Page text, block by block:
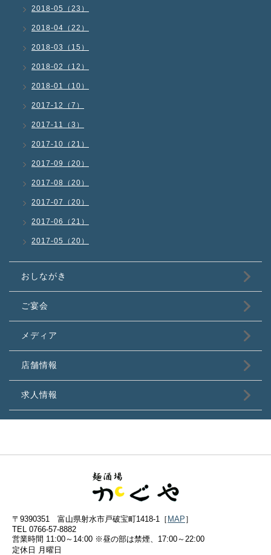
2018-05（23）
2018-04（22）
2018-03（15）
2018-02（12）
2018-01（10）
2017-12（7）
2017-11（3）
2017-10（21）
2017-09（20）
2017-08（20）
2017-07（20）
2017-06（21）
2017-05（20）
おしながき
ご宴会
メディア
店舗情報
求人情報
〒9390351 富山県射水市戸破宝町1418-1［ MAP ］
TEL 0766-57-8882
営業時間 11:00～14:00 ※昼の部は禁煙、17:00～22:00
定休日 月曜日